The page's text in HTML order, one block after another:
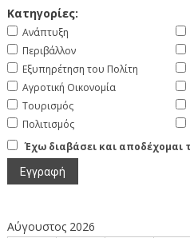
Κατηγορίες:
Ανάπτυξη
Περιβάλλον
Εξυπηρέτηση του Πολίτη
Αγροτική Οικονομία
Τουρισμός
Πολιτισμός
Έχω διαβάσει και αποδέχομαι
Αύγουστος 2026